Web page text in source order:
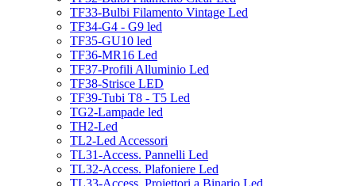
TF33-Bulbi Filamento Vintage Led
TF34-G4 - G9 led
TF35-GU10 led
TF36-MR16 Led
TF37-Profili Alluminio Led
TF38-Strisce LED
TF39-Tubi T8 - T5 Led
TG2-Lampade led
TH2-Led
TL2-Led Accessori
TL31-Access. Pannelli Led
TL32-Access. Plafoniere Led
TL33-Access. Proiettori a Binario Led